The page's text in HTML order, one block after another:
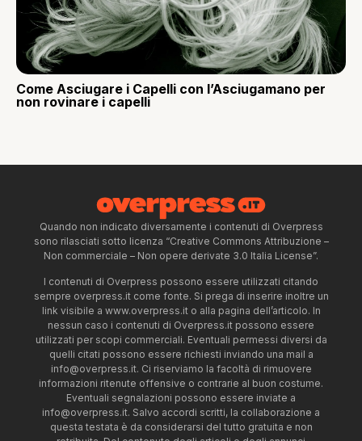
Come Asciugare i Capelli con l’Asciugamano per
non rovinare i capelli
Quando non indicato diversamente i contenuti di Overpress
sono rilasciati sotto licenza “Creative Commons Attribuzione –
Non commerciale – Non opere derivate 3.0 Italia License”.
I contenuti di Overpress possono essere utilizzati citando
sempre overpress.it come fonte. Si prega di inserire inoltre un
link visibile a www.overpress.it o alla pagina dell’articolo. In
nessun caso i contenuti di Overpress.it possono essere
utilizzati per scopi commerciali. Eventuali permessi diversi da
quelli citati possono essere richiesti inviando una mail a
info@overpress.it. Ci riserviamo la facoltà di rimuovere
informazioni ritenute offensive o contrarie al buon costume.
Eventuali segnalazioni possono essere inviate a
info@overpress.it. Salvo accordi scritti, la collaborazione a
questa testata è da considerarsi del tutto gratuita e non